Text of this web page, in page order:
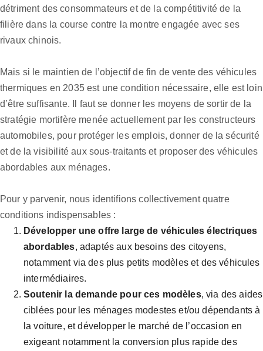
détriment des consommateurs et de la compétitivité de la
filière dans la course contre la montre engagée avec ses
rivaux chinois.
Mais si le maintien de l’objectif de fin de vente des véhicules
thermiques en 2035 est une condition nécessaire, elle est loin
d’être suffisante. Il faut se donner les moyens de sortir de la
stratégie mortifère menée actuellement par les constructeurs
automobiles, pour protéger les emplois, donner de la sécurité
et de la visibilité aux sous-traitants et proposer des véhicules
abordables aux ménages.
Pour y parvenir, nous identifions collectivement quatre
conditions indispensables :
Développer une offre large de véhicules électriques
abordables, adaptés aux besoins des citoyens,
notamment via des plus petits modèles et des véhicules
intermédiaires.
Soutenir la demande pour ces modèles, via des aides
ciblées pour les ménages modestes et/ou dépendants à
la voiture, et développer le marché de l’occasion en
exigeant notamment la conversion plus rapide des